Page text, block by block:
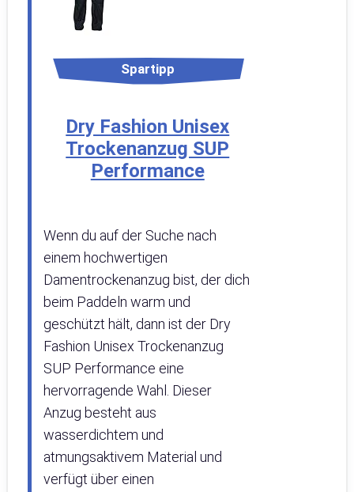
Spartipp
Dry Fashion Unisex
Trockenanzug SUP
Performance
Wenn du auf der Suche nach
einem hochwertigen
Damentrockenanzug bist, der dich
beim Paddeln warm und
geschützt hält, dann ist der Dry
Fashion Unisex Trockenanzug
SUP Performance eine
hervorragende Wahl. Dieser
Anzug besteht aus
wasserdichtem und
atmungsaktivem Material und
verfügt über einen